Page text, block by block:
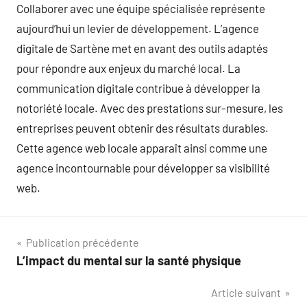
Collaborer avec une équipe spécialisée représente
aujourd’hui un levier de développement. L’agence
digitale de Sartène met en avant des outils adaptés
pour répondre aux enjeux du marché local. La
communication digitale contribue à développer la
notoriété locale. Avec des prestations sur-mesure, les
entreprises peuvent obtenir des résultats durables.
Cette agence web locale apparaît ainsi comme une
agence incontournable pour développer sa visibilité
web.
Navigation
de
Publication précédente
L’impact du mental sur la santé physique
Article suivant